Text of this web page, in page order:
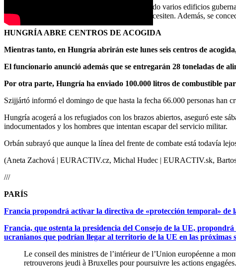
La República Checa también está acondicionando varios edificios
alojamiento temporal a los ucranianos que lo necesiten. Además, se
HUNGRÍA ABRE CENTROS DE ACOGIDA
Mientras tanto, en Hungría abrirán este lunes seis centros de
El funcionario anunció además que se entregarán 28 toneladas de
Por otra parte, Hungría ha enviado 100.000 litros de combustible
Szijjártó informó el domingo de que hasta la fecha 66.000 personas han
Hungría acogerá a los refugiados con los brazos abiertos, aseguró este
indocumentados y los hombres que intentan escapar del servicio militar.
Orbán subrayó que aunque la línea del frente de combate está todavía
(Aneta Zachová | EURACTIV.cz, Michal Hudec | EURACTIV.sk,
///
PARÍS
Francia propondrá activar la directiva de «protección temporal» de
Francia, que ostenta la presidencia del Consejo de la UE,
ucranianos que podrían llegar al territorio de la UE en las
Le conseil des ministres de l’intérieur de l’Union européenne a
retrouverons jeudi à Bruxelles pour poursuivre les actions